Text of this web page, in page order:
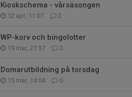
Kioskschema - vårsäsongen
12 apr, 11:07 2
WP-korv och bingolotter
19 mar, 21:37 3
Domarutbildning på torsdag
15 mar, 14:04 0